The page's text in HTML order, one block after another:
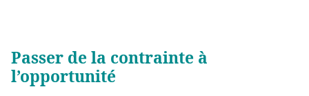
Passer de la contrainte à
l’opportunité